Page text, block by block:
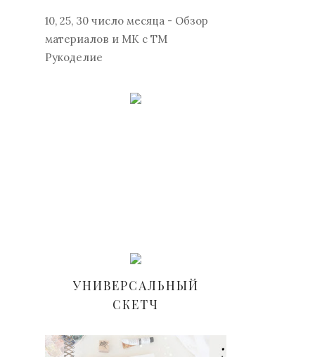
10, 25, 30 число месяца - Обзор
материалов и МК с ТМ
Рукоделие
УНИВЕРСАЛЬНЫЙ
СКЕТЧ